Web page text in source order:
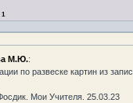
1
М.Ю.:
по развеске картин из
Мои Учителя. 25.03.23